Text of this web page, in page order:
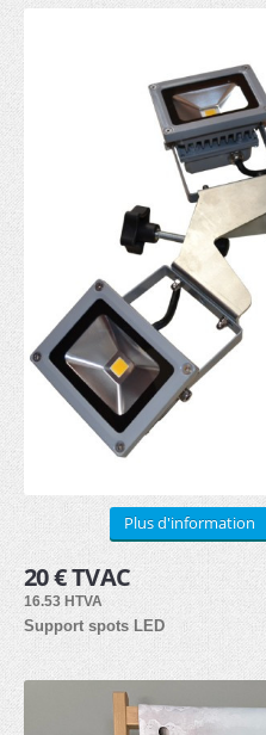
Sur mesure (1)
Bannière pourtour toit (5)
Demi mur imprimé (3)
RECTO (5)
RECTO VERSO (3)
Arches gonflables (1)
Barrière publicitaire
Armature (3)
Bâche PVC (6)
Impression
Bâche PVC (6)
Autocollants (3)
Tissu (3)
Panneau alvéolaire (3)
Plus d'information
20 € TVAC
16.53 HTVA
Support spots LED